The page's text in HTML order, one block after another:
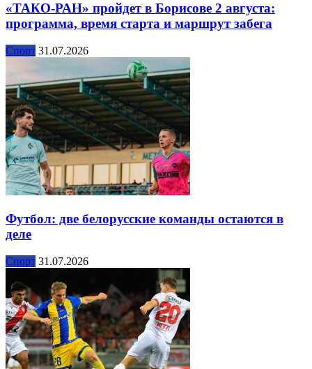
«ТАКО-РАН» пройдет в Борисове 2 августа:
программа, время старта и маршрут забега
Спорт 31.07.2026
Футбол: две белорусские команды остаются в
деле
Спорт 31.07.2026